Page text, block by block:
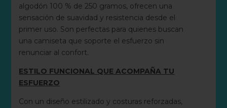
algodón 100 % de 250 gramos, ofrecen una
sensación de suavidad y resistencia desde el
primer uso. Son perfectas para quienes buscan
una camiseta que soporte el esfuerzo sin
renunciar al confort.
ESTILO FUNCIONAL QUE ACOMPAÑA TU
ESFUERZO
Con un diseño estilizado y costuras reforzadas,